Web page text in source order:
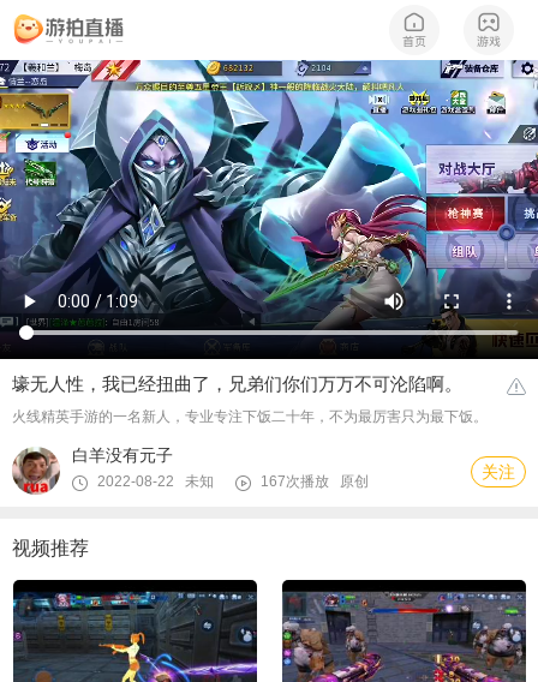
壕无人性，我已经扭曲了，兄弟们你们万万不可沦陷啊。
火线精英手游的一名新人，专业专注下饭二十年，不为最厉害只为最下饭。
白羊没有元子
2022-08-22 未知 167次播放 原创 关注
视频推荐